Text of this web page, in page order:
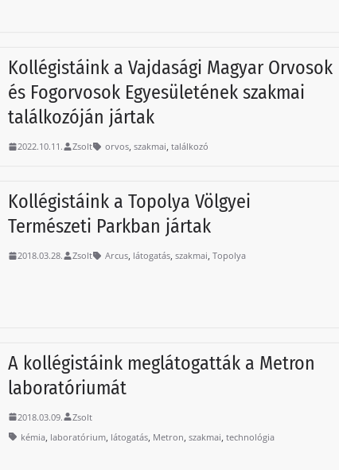
Kollégistáink a Vajdasági Magyar Orvosok
és Fogorvosok Egyesületének szakmai
találkozóján jártak
2022.10.11. Zsolt orvos,szakmai,találkozó
Kollégistáink a Topolya Völgyei
Természeti Parkban jártak
2018.03.28. Zsolt Arcus, látogatás,szakmai,Topolya
A kollégistáink meglátogatták a Metron
laboratóriumát
2018.03.09.
Zsolt
kémia, laboratórium, látogatás, Metron,szakmai,technológia